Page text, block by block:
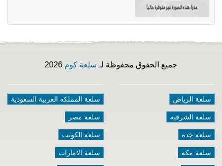
جميع الحقوق محفوظة لـ سلعة كوم
سلعة الرياض
سلعة الشرقيه
سلعة جده
سلعة مكه
سلعة المملكه العربية السعودية
سلعة مصر
سلعة الكويت
سلعة الامارات